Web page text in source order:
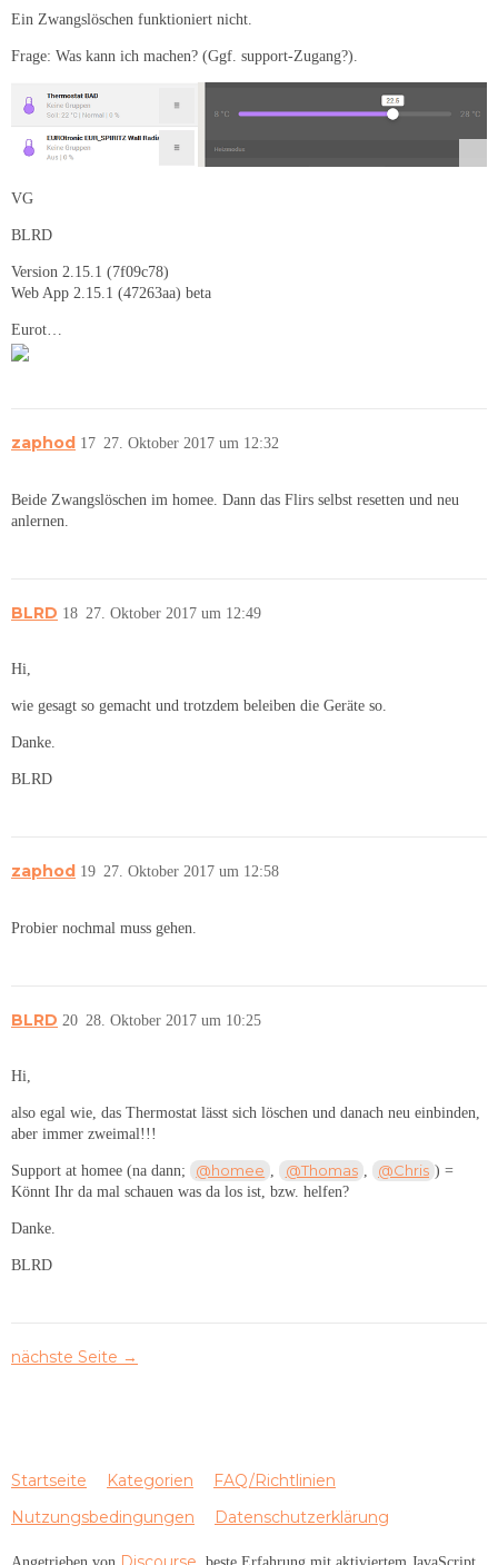
Ein Zwangslöschen funktioniert nicht.
Frage: Was kann ich machen? (Ggf. support-Zugang?).
VG
BLRD
Version 2.15.1 (7f09c78)
Web App 2.15.1 (47263aa) beta
Eurot…
zaphod 27. Oktober 2017 um 12:32
17
Beide Zwangslöschen im homee. Dann das Flirs selbst resetten und neu
anlernen.
BLRD 27. Oktober 2017 um 12:49
18
Hi,
wie gesagt so gemacht und trotzdem beleiben die Geräte so.
Danke.
BLRD
zaphod 27. Oktober 2017 um 12:58
19
Probier nochmal muss gehen.
BLRD 28. Oktober 2017 um 10:25
20
Hi,
also egal wie, das Thermostat lässt sich löschen und danach neu einbinden,
aber immer zweimal!!!
Support at homee (na dann; @homee , @Thomas , @Chris ) =
Könnt Ihr da mal schauen was da los ist, bzw. helfen?
Danke.
BLRD
nächste Seite →
Startseite Kategorien
FAQ/Richtlinien
Nutzungsbedingungen
Datenschutzerklärung